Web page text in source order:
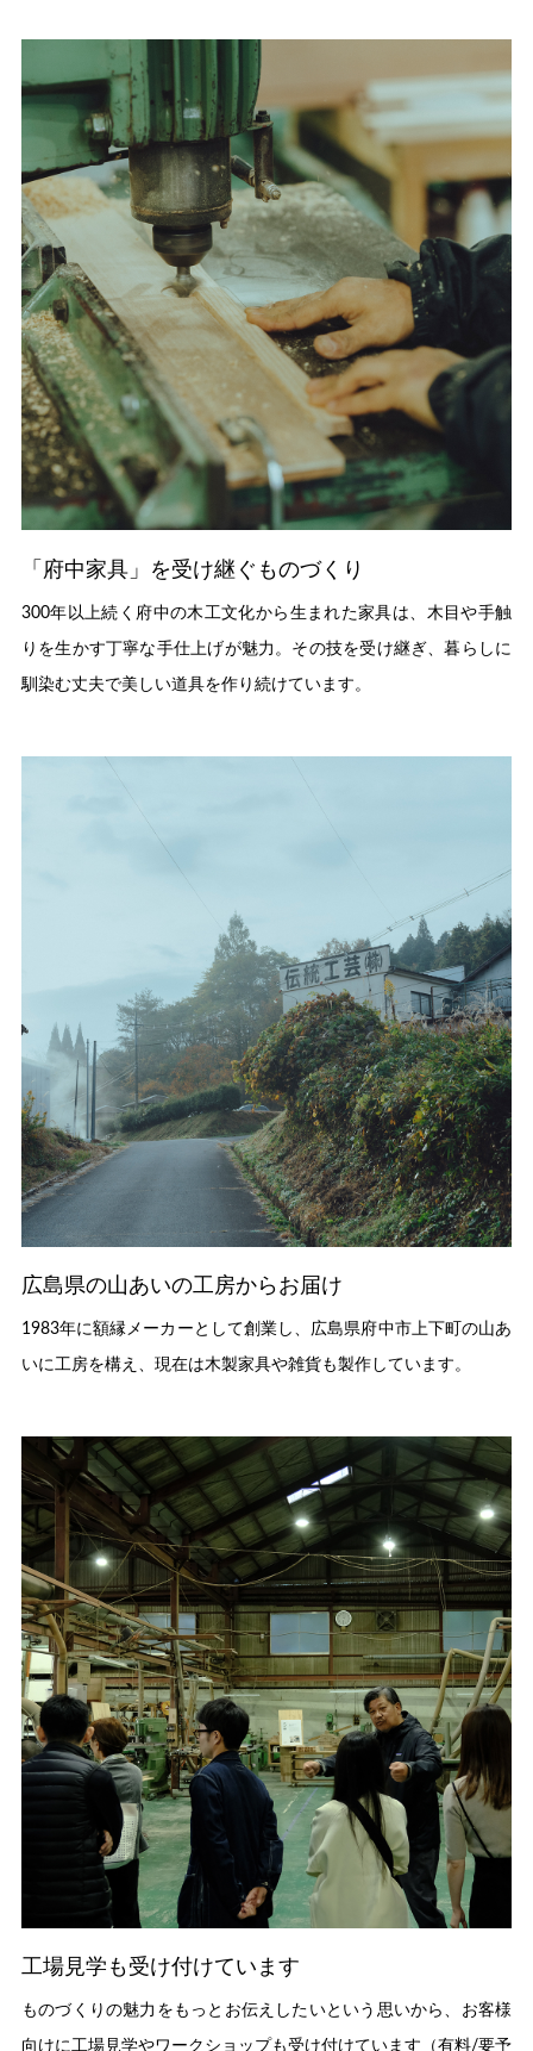
「府中家具」を受け継ぐものづくり
300年以上続く府中の木工文化から生まれた家具は、木目や手触
りを生かす丁寧な手仕上げが魅力。その技を受け継ぎ、暮らしに
馴染む丈夫で美しい道具を作り続けています。
広島県の山あいの工房からお届け
1983年に額縁メーカーとして創業し、広島県府中市上下町の山あ
いに工房を構え、現在は木製家具や雑貨も製作しています。
工場見学も受け付けています
ものづくりの魅力をもっとお伝えしたいという思いから、お客様
向けに工場見学やワークショップも受け付けています（有料/要予